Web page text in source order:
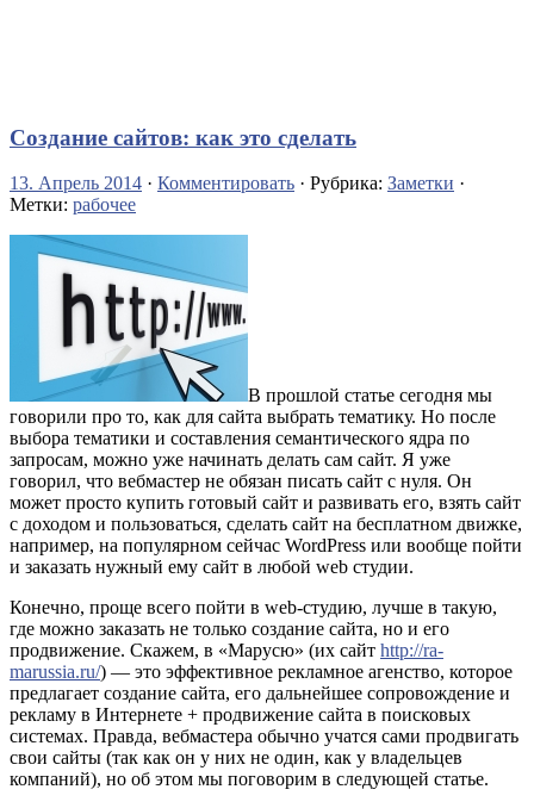
Создание сайтов: как это сделать
13. Апрель 2014 · Комментировать · Рубрика: Заметки ·
Метки: рабочее
В прошлой статье сегодня мы
говорили про то, как для сайта выбрать тематику. Но после
выбора тематики и составления семантического ядра по
запросам, можно уже начинать делать сам сайт. Я уже
говорил, что вебмастер не обязан писать сайт с нуля. Он
может просто купить готовый сайт и развивать его, взять сайт
с доходом и пользоваться, сделать сайт на бесплатном движке,
например, на популярном сейчас WordPress или вообще пойти
и заказать нужный ему сайт в любой web студии.
Конечно, проще всего пойти в web-студию, лучше в такую,
где можно заказать не только создание сайта, но и его
продвижение. Скажем, в «Марусю» (их сайт http://ra-
marussia.ru/) — это эффективное рекламное агенство, которое
предлагает создание сайта, его дальнейшее сопровождение и
рекламу в Интернете + продвижение сайта в поисковых
системах. Правда, вебмастера обычно учатся сами продвигать
свои сайты (так как он у них не один, как у владельцев
компаний), но об этом мы поговорим в следующей статье.